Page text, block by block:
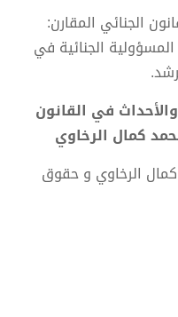
الجنائي المقارن:
الجنائية في
في القانون
الرخاوي و حقوق